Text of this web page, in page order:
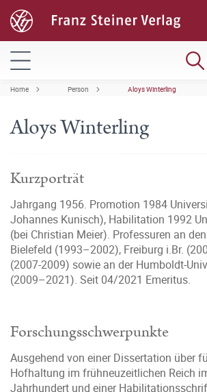
Home Person Aloys Winterling
Aloys Winterling
Kurzporträt
Jahrgang 1956. Promotion 1984
Johannes Kunisch), Habilitation 1992
(bei Christian Meier). Professuren an
Bielefeld (1993–2002), Freiburg i.Br.
(2007-2009) sowie an der Humboldt-
(2009–2021). Seit 04/2021 Emeritus.
Forschungsschwerpunkte
Ausgehend von einer Dissertation über
Hofhaltung im frühneuzeitlichen Reich
Jahrhundert und einer